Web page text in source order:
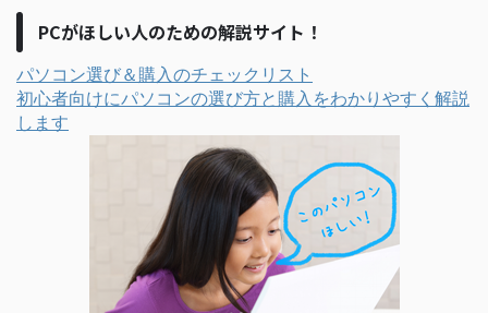
PCがほしい人のための解説サイト！
パソコン選び＆購入のチェックリスト
初心者向けにパソコンの選び方と購入をわかりやすく解説
します